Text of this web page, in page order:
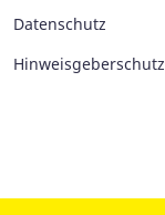
Datenschutz
Hinweisgeberschutz